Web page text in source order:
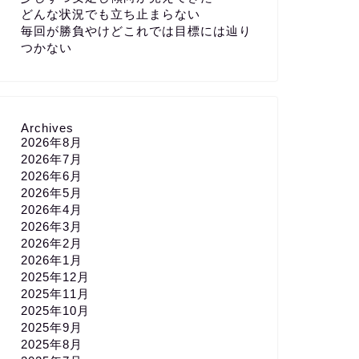
どんな状況でも立ち止まらない
毎回が勝負やけどこれでは目標には辿り
つかない
Archives
2026年8月
2026年7月
2026年6月
2026年5月
2026年4月
2026年3月
2026年2月
2026年1月
2025年12月
2025年11月
2025年10月
2025年9月
2025年8月